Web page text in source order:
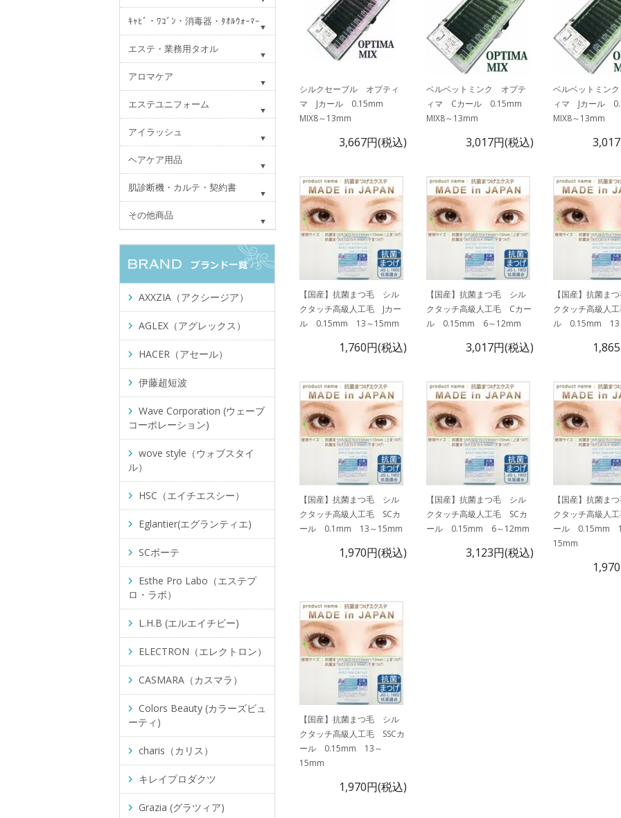
シルクセーブル オプティ
マ Jカール 0.15mm
MIX8～13mm
3,667円(税込)
ベルベットミンク オプテ
ィマ Cカール 0.15mm
MIX8～13mm
3,017円(税込)
ベルベットミン
ィマ Jカール
MIX8～13mm
【国産】抗菌まつ毛 シル
クタッチ高級人工毛 Jカー
ル 0.15mm 13～15mm
1,760円(税込)
【国産】抗菌まつ毛 シル
クタッチ高級人工毛 Cカー
ル 0.15mm 6～12mm
3,017円(税込)
【国産】抗菌ま
クタッチ高級人
ル 0.15mm 13
【国産】抗菌まつ毛 シル
クタッチ高級人工毛 SCカ
ール 0.1mm 13～15mm
1,970円(税込)
【国産】抗菌まつ毛 シル
クタッチ高級人工毛 SCカ
ール 0.15mm 6～12mm
3,123円(税込)
【国産】抗菌ま
クタッチ高級人
ール 0.15mm
15mm
【国産】抗菌まつ毛 シル
クタッチ高級人工毛 SSCカ
ール 0.15mm 13～
15mm
1,970円(税込)
ｷｬﾋﾞ・ﾜｺﾞﾝ・消毒器・ﾀｵﾙｳｫｰﾏｰ
エステ・業務用タオル
アロマケア
エステユニフォーム
アイラッシュ
ヘアケア用品
肌診断機・カルテ・契約書
その他商品
AXXZIA（アクシージア）
AGLEX（アグレックス）
HACER（アセール）
伊藤超短波
Wave Corporation (ウェーブ
コーポレーション)
wove style（ウォブスタイ
ル）
HSC（エイチエスシー）
Eglantier(エグランティエ)
SCボーテ
Esthe Pro Labo（エステプ
ロ・ラボ）
L.H.B (エルエイチビー)
ELECTRON（エレクトロン）
CASMARA（カスマラ）
Colors Beauty (カラーズビュ
ーティ)
charis（カリス）
キレイプロダクツ
Grazia (グラツィア)